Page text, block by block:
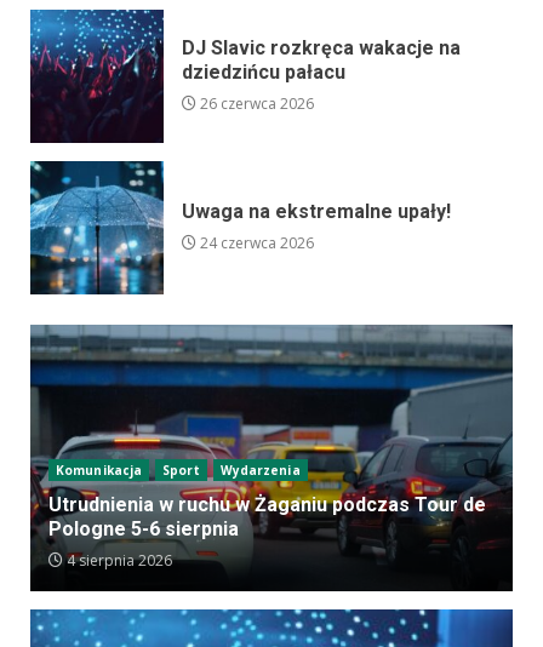
DJ Slavic rozkręca wakacje na
dziedzińcu pałacu
26 czerwca 2026
Uwaga na ekstremalne upały!
24 czerwca 2026
Komunikacja Sport Wydarzenia
Utrudnienia w ruchu w Żaganiu podczas Tour de
Pologne 5-6 sierpnia
4 sierpnia 2026